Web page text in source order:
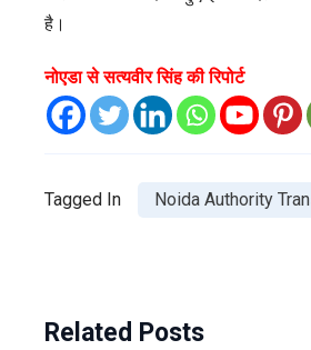
है।
नोएडा से सत्यवीर सिंह की रिपोर्ट
Tagged In Noida Authority
Related Posts